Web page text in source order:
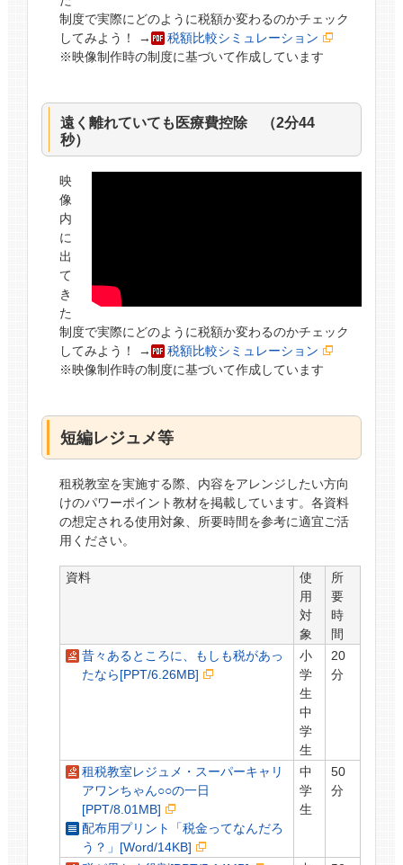
制度で実際にどのように税額か変わるのかチェック
してみよう！ →
税額比較シミュレーション
※映像制作時の制度に基づいて作成しています
遠く離れていても医療費控除 （2分44
秒）
映
像
内
に
出
て
き
た
制度で実際にどのように税額か変わるのかチェック
してみよう！ →
税額比較シミュレーション
※映像制作時の制度に基づいて作成しています
短編レジュメ等
租税教室を実施する際、内容をアレンジしたい方向
けのパワーポイント教材を掲載しています。各資料
の想定される使用対象、所要時間を参考に適宜ご活
用ください。
資料
使
用
対
象
所
要
時
間
昔々あるところに、もしも税があっ
たなら[PPT/6.26MB]
小
学
生
中
学
生
20
分
租税教室レジュメ・スーパーキャリ
アワンちゃん○○の一日
[PPT/8.01MB]
配布用プリント「税金ってなんだろ
う？」[Word/14KB]
中
学
生
50
分